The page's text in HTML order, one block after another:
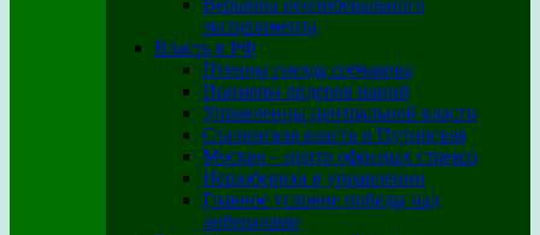
Вершина неолиберального
эксперимента
Власть в РФ
Птенцы гнезда собчакова
Примеры лидеров наций
Управленцы центральной власти
Сталинская власть и Путинская
Москва – центр офисных стрекоз
Неразбериха в управлении
Главное условие победы над
либералами